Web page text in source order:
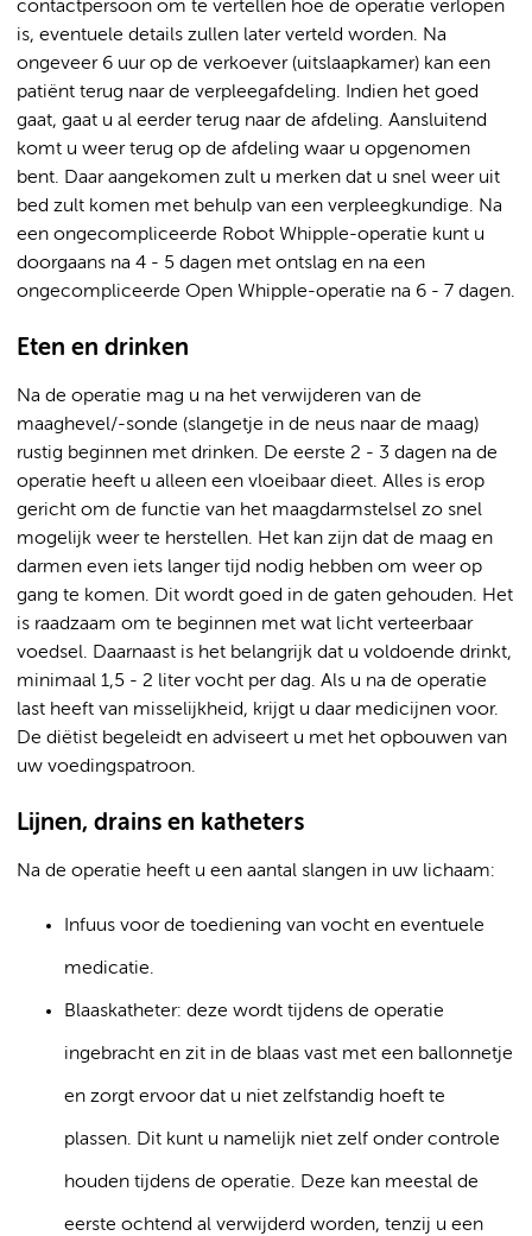
contactpersoon om te vertellen hoe de operatie verlopen
is, eventuele details zullen later verteld worden. Na
ongeveer 6 uur op de verkoever (uitslaapkamer) kan een
patiënt terug naar de verpleegafdeling. Indien het goed
gaat, gaat u al eerder terug naar de afdeling. Aansluitend
komt u weer terug op de afdeling waar u opgenomen
bent. Daar aangekomen zult u merken dat u snel weer uit
bed zult komen met behulp van een verpleegkundige. Na
een ongecompliceerde Robot Whipple-operatie kunt u
doorgaans na 4 - 5 dagen met ontslag en na een
ongecompliceerde Open Whipple-operatie na 6 - 7 dagen.
Eten en drinken
Na de operatie mag u na het verwijderen van de
maaghevel/-sonde (slangetje in de neus naar de maag)
rustig beginnen met drinken. De eerste 2 - 3 dagen na de
operatie heeft u alleen een vloeibaar dieet. Alles is erop
gericht om de functie van het maagdarmstelsel zo snel
mogelijk weer te herstellen. Het kan zijn dat de maag en
darmen even iets langer tijd nodig hebben om weer op
gang te komen. Dit wordt goed in de gaten gehouden. Het
is raadzaam om te beginnen met wat licht verteerbaar
voedsel. Daarnaast is het belangrijk dat u voldoende drinkt,
minimaal 1,5 - 2 liter vocht per dag. Als u na de operatie
last heeft van misselijkheid, krijgt u daar medicijnen voor.
De diëtist begeleidt en adviseert u met het opbouwen van
uw voedingspatroon.
Lijnen, drains en katheters
Na de operatie heeft u een aantal slangen in uw lichaam:
Infuus voor de toediening van vocht en eventuele
medicatie.
Blaaskatheter: deze wordt tijdens de operatie
ingebracht en zit in de blaas vast met een ballonnetje
en zorgt ervoor dat u niet zelfstandig hoeft te
plassen. Dit kunt u namelijk niet zelf onder controle
houden tijdens de operatie. Deze kan meestal de
eerste ochtend al verwijderd worden, tenzij u een